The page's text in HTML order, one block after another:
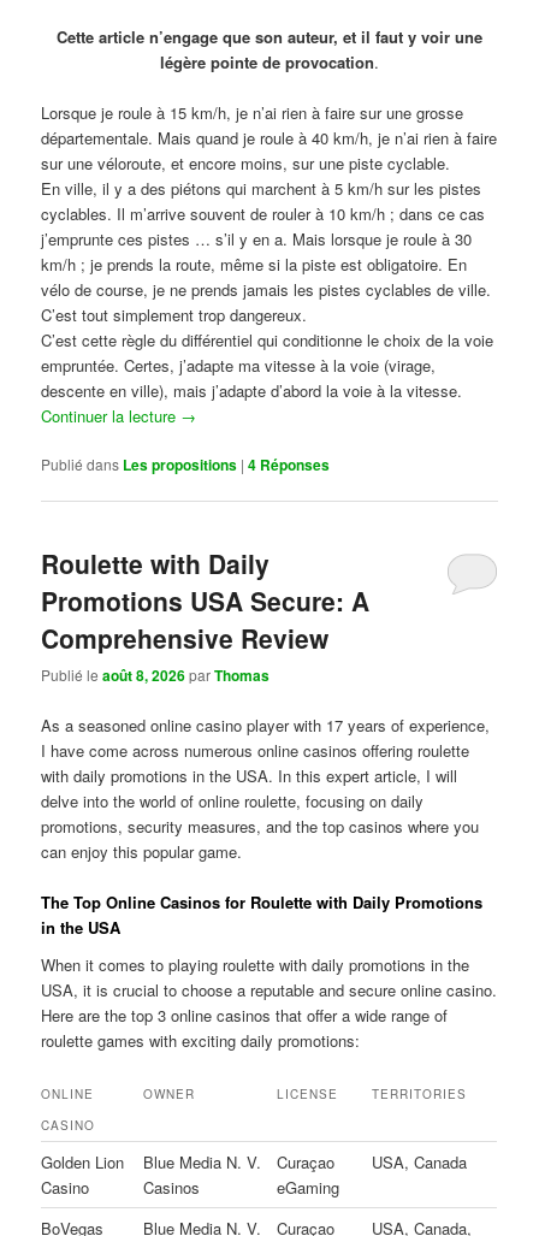
Cette article n’engage que son auteur, et il faut y voir une
légère pointe de provocation.
Lorsque je roule à 15 km/h, je n’ai rien à faire sur une grosse
départementale. Mais quand je roule à 40 km/h, je n’ai rien à faire
sur une véloroute, et encore moins, sur une piste cyclable.
En ville, il y a des piétons qui marchent à 5 km/h sur les pistes
cyclables. Il m’arrive souvent de rouler à 10 km/h ; dans ce cas
j’emprunte ces pistes … s’il y en a. Mais lorsque je roule à 30
km/h ; je prends la route, même si la piste est obligatoire. En
vélo de course, je ne prends jamais les pistes cyclables de ville.
C’est tout simplement trop dangereux.
C’est cette règle du différentiel qui conditionne le choix de la voie
empruntée. Certes, j’adapte ma vitesse à la voie (virage,
descente en ville), mais j’adapte d’abord la voie à la vitesse.
Continuer la lecture →
Publié dans Les propositions |4 Réponses
Roulette with Daily
Promotions USA Secure: A
Comprehensive Review
Publié leaoût 8, 2026parThomas
As a seasoned online casino player with 17 years of experience,
I have come across numerous online casinos offering roulette
with daily promotions in the USA. In this expert article, I will
delve into the world of online roulette, focusing on daily
promotions, security measures, and the top casinos where you
can enjoy this popular game.
The Top Online Casinos for Roulette with Daily Promotions
in the USA
When it comes to playing roulette with daily promotions in the
USA, it is crucial to choose a reputable and secure online casino.
Here are the top 3 online casinos that offer a wide range of
roulette games with exciting daily promotions:
ONLINE
CASINO
OWNER LICENSE TERRITORIES
Golden Lion
Casino
Blue Media N. V.
Casinos
Curaçao
eGaming
USA, Canada
BoVegas
Blue Media N. V.
Curaçao
USA, Canada,